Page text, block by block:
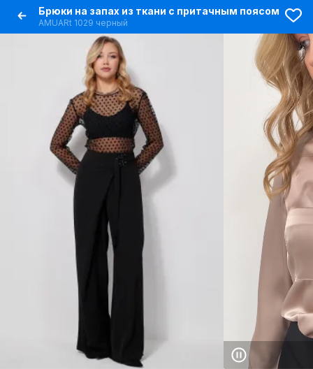
Брюки на запах из ткани с притачным поясом
AMUARt 1029 черный